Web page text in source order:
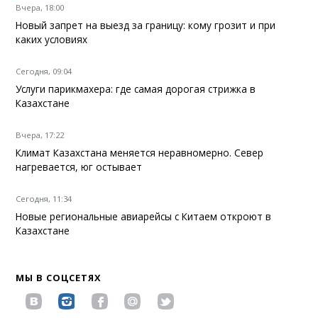
Вчера, 18:00
Новый запрет на выезд за границу: кому грозит и при
каких условиях
Сегодня, 09:04
Услуги парикмахера: где самая дорогая стрижка в
Казахстане
Вчера, 17:22
Климат Казахстана меняется неравномерно. Север
нагревается, юг остывает
Сегодня, 11:34
Новые региональные авиарейсы с Китаем откроют в
Казахстане
МЫ В СОЦСЕТЯХ